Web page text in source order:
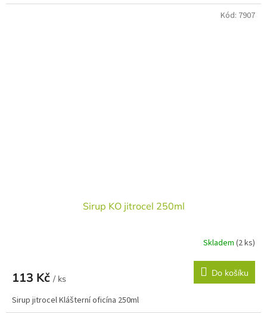
Sirup KO jitrocel 250ml
Skladem (2 ks)
113 Kč / ks
Do košíku
Sirup jitrocel Klášterní oficína 250ml
Kód: 7907